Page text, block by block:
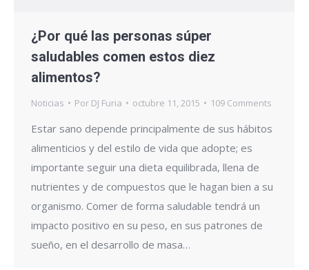
¿Por qué las personas súper
saludables comen estos diez
alimentos?
Noticias Por DJ Furia octubre 11, 2015 109 Comments
Estar sano depende principalmente de sus hábitos
alimenticios y del estilo de vida que adopte; es
importante seguir una dieta equilibrada, llena de
nutrientes y de compuestos que le hagan bien a su
organismo. Comer de forma saludable tendrá un
impacto positivo en su peso, en sus patrones de
sueño, en el desarrollo de masa…